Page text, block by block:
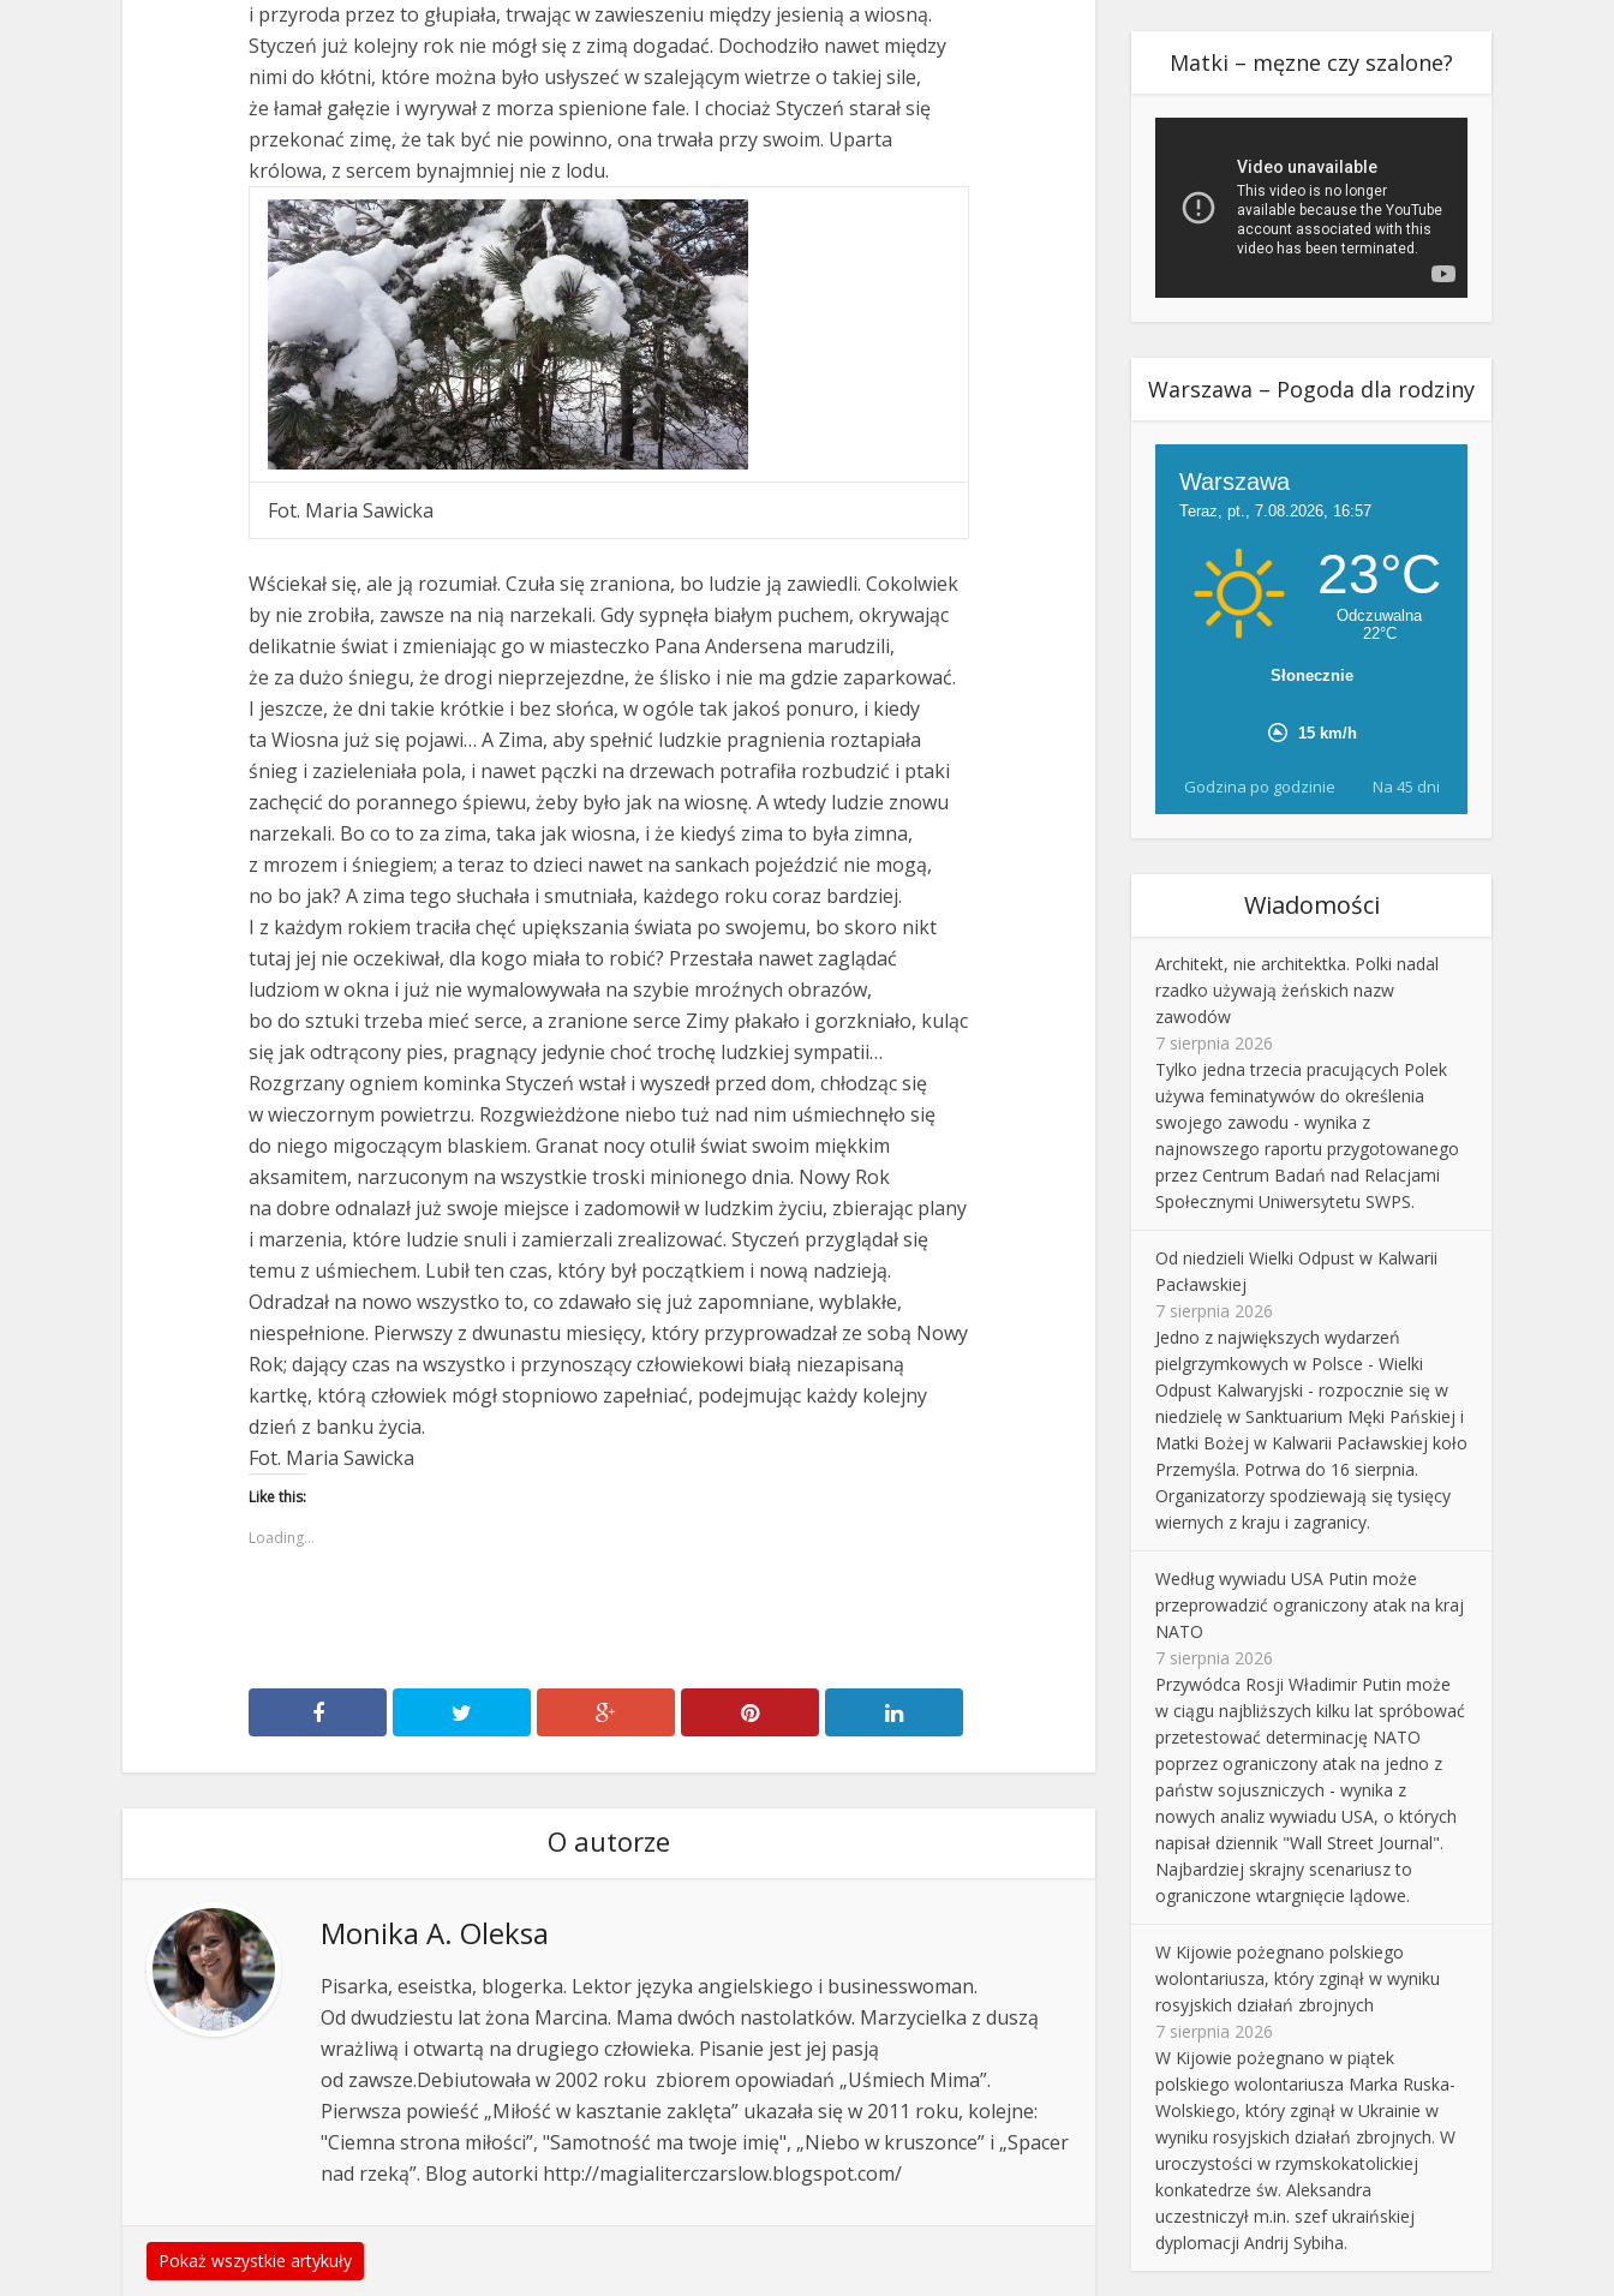
i przyroda przez to głupiała, trwając w zawieszeniu między jesienią a wiosną.
Styczeń już kolejny rok nie mógł się z zimą dogadać. Dochodziło nawet między
nimi do kłótni, które można było usłyszeć w szalejącym wietrze o takiej sile,
że łamał gałęzie i wyrywał z morza spienione fale. I chociaż Styczeń starał się
przekonać zimę, że tak być nie powinno, ona trwała przy swoim. Uparta
królowa, z sercem bynajmniej nie z lodu.
Fot. Maria Sawicka
Wściekał się, ale ją rozumiał. Czuła się zraniona, bo ludzie ją zawiedli. Cokolwiek
by nie zrobiła, zawsze na nią narzekali. Gdy sypnęła białym puchem, okrywając
delikatnie świat i zmieniając go w miasteczko Pana Andersena marudzili,
że za dużo śniegu, że drogi nieprzejezdne, że ślisko i nie ma gdzie zaparkować.
I jeszcze, że dni takie krótkie i bez słońca, w ogóle tak jakoś ponuro, i kiedy
ta Wiosna już się pojawi… A Zima, aby spełnić ludzkie pragnienia roztapiała
śnieg i zazieleniała pola, i nawet pączki na drzewach potrafiła rozbudzić i ptaki
zachęcić do porannego śpiewu, żeby było jak na wiosnę. A wtedy ludzie znowu
narzekali. Bo co to za zima, taka jak wiosna, i że kiedyś zima to była zimna,
z mrozem i śniegiem; a teraz to dzieci nawet na sankach pojeździć nie mogą,
no bo jak? A zima tego słuchała i smutniała, każdego roku coraz bardziej.
I z każdym rokiem traciła chęć upiększania świata po swojemu, bo skoro nikt
tutaj jej nie oczekiwał, dla kogo miała to robić? Przestała nawet zaglądać
ludziom w okna i już nie wymalowywała na szybie mroźnych obrazów,
bo do sztuki trzeba mieć serce, a zranione serce Zimy płakało i gorzkniało, kuląc
się jak odtrącony pies, pragnący jedynie choć trochę ludzkiej sympatii…
Rozgrzany ogniem kominka Styczeń wstał i wyszedł przed dom, chłodząc się
w wieczornym powietrzu. Rozgwieżdżone niebo tuż nad nim uśmiechnęło się
do niego migoczącym blaskiem. Granat nocy otulił świat swoim miękkim
aksamitem, narzuconym na wszystkie troski minionego dnia. Nowy Rok
na dobre odnalazł już swoje miejsce i zadomowił w ludzkim życiu, zbierając plany
i marzenia, które ludzie snuli i zamierzali zrealizować. Styczeń przyglądał się
temu z uśmiechem. Lubił ten czas, który był początkiem i nową nadzieją.
Odradzał na nowo wszystko to, co zdawało się już zapomniane, wyblakłe,
niespełnione. Pierwszy z dwunastu miesięcy, który przyprowadzał ze sobą Nowy
Rok; dający czas na wszystko i przynoszący człowiekowi białą niezapisaną
kartkę, którą człowiek mógł stopniowo zapełniać, podejmując każdy kolejny
dzień z banku życia.
Fot. Maria Sawicka
Like this:
Loading...
O autorze
Monika A. Oleksa
Pisarka, eseistka, blogerka. Lektor języka angielskiego i businesswoman.
Od dwudziestu lat żona Marcina. Mama dwóch nastolatków. Marzycielka z duszą
wrażliwą i otwartą na drugiego człowieka. Pisanie jest jej pasją
od zawsze.Debiutowała w 2002 roku zbiorem opowiadań „Uśmiech Mima”.
Pierwsza powieść „Miłość w kasztanie zaklęta” ukazała się w 2011 roku, kolejne:
"Ciemna strona miłości”, "Samotność ma twoje imię", „Niebo w kruszonce” i „Spacer
nad rzeką”. Blog autorki http://magialiterczarslow.blogspot.com/
Pokaż wszystkie artykuły
Matki – męzne czy szalone?
Warszawa – Pogoda dla rodziny
Godzina po godzinie Na 45 dni
Wiadomości
Architekt, nie architektka. Polki nadal
rzadko używają żeńskich nazw
zawodów
7 sierpnia 2026
Tylko jedna trzecia pracujących Polek
używa feminatywów do określenia
swojego zawodu - wynika z
najnowszego raportu przygotowanego
przez Centrum Badań nad Relacjami
Społecznymi Uniwersytetu SWPS.
Od niedzieli Wielki Odpust w Kalwarii
Pacławskiej
7 sierpnia 2026
Jedno z największych wydarzeń
pielgrzymkowych w Polsce - Wielki
Odpust Kalwaryjski - rozpocznie się w
niedzielę w Sanktuarium Męki Pańskiej i
Matki Bożej w Kalwarii Pacławskiej koło
Przemyśla. Potrwa do 16 sierpnia.
Organizatorzy spodziewają się tysięcy
wiernych z kraju i zagranicy.
Według wywiadu USA Putin może
przeprowadzić ograniczony atak na kraj
NATO
7 sierpnia 2026
Przywódca Rosji Władimir Putin może
w ciągu najbliższych kilku lat spróbować
przetestować determinację NATO
poprzez ograniczony atak na jedno z
państw sojuszniczych - wynika z
nowych analiz wywiadu USA, o których
napisał dziennik "Wall Street Journal".
Najbardziej skrajny scenariusz to
ograniczone wtargnięcie lądowe.
W Kijowie pożegnano polskiego
wolontariusza, który zginął w wyniku
rosyjskich działań zbrojnych
7 sierpnia 2026
W Kijowie pożegnano w piątek
polskiego wolontariusza Marka Ruska-
Wolskiego, który zginął w Ukrainie w
wyniku rosyjskich działań zbrojnych. W
uroczystości w rzymskokatolickiej
konkatedrze św. Aleksandra
uczestniczył m.in. szef ukraińskiej
dyplomacji Andrij Sybiha.